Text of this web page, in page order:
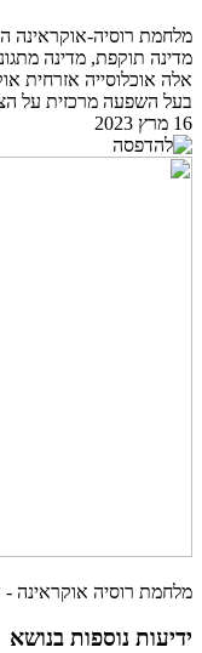
מלחמת רוסיה-אוקראינה
מדינה תוקפת, מדינה
אלה אוכלוסייה אזרחית
בעל השפעה מרכזית על
16 מרץ 2023
מלחמת רוסיה אוקראינה -
ידיעות נוספות בנושא